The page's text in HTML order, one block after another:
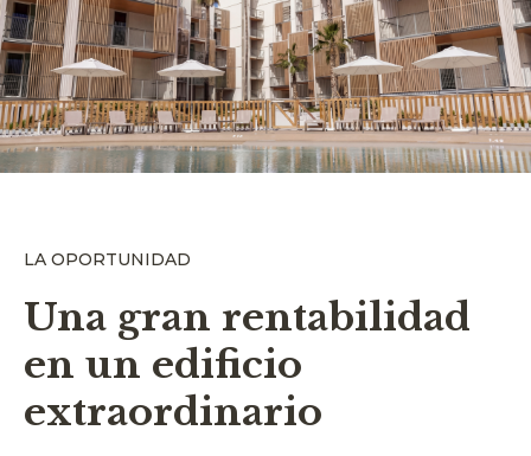
LA OPORTUNIDAD
Una gran rentabilidad
en un edificio
extraordinario